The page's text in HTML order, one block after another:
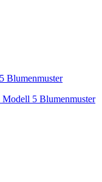
Modell 5 Blumenmuster